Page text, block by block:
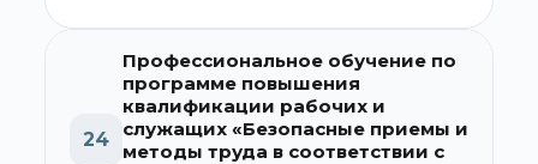
24
Профессиональное обучение по
программе повышения
квалификации рабочих и
служащих «Безопасные приемы и
методы труда в соответствии с